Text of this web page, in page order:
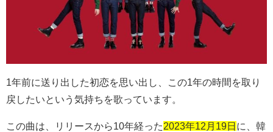
1 年前に送り出した初恋を思い出し、この1 年の時間を取り
戻したいという気持ちを歌っています。
この曲は、リリースから10年経った2023年12月19日 に、韓